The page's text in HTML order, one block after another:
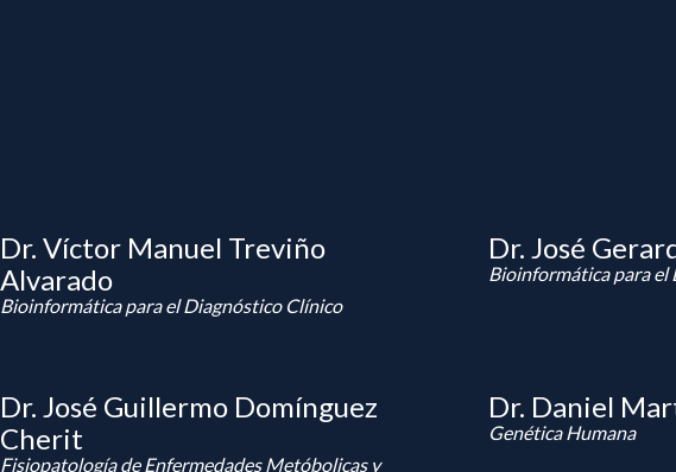
Dr. Víctor Manuel Treviño
Alvarado
Bioinformática para el Diagnóstico Clínico
Dr. José
Bioinformática para el
Dr. José Guillermo Domínguez
Cherit
Fisiopatología de Enfermedades Metóbolicas y
Dr. Daniel
Genética Humana